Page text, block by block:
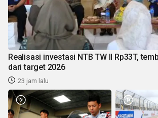
Realisasi investasi NTB TW II Rp33T,
dari target 2026
23 jam lalu